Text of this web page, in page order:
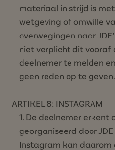
materiaal in strijd is
wetgeving of omwille
overwegingen naar
niet verplicht dit vooraf
deelnemer te melden
geen reden op te geven.
ARTIKEL 8: INSTAGRAM
De deelnemer erkent
georganiseerd door
Instagram kan daarom